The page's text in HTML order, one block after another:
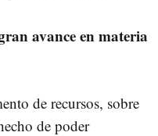
avance en materia
de recursos, sobre
de poder